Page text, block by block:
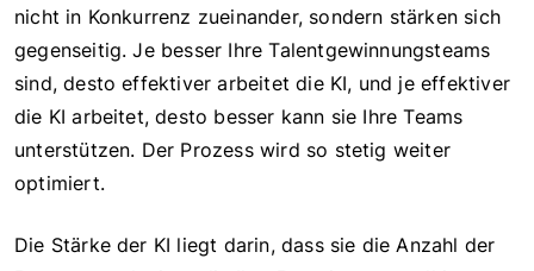
nicht in Konkurrenz zueinander, sondern stärken sich
gegenseitig. Je besser Ihre Talentgewinnungsteams
sind, desto effektiver arbeitet die KI, und je effektiver
die KI arbeitet, desto besser kann sie Ihre Teams
unterstützen. Der Prozess wird so stetig weiter
optimiert.
Die Stärke der KI liegt darin, dass sie die Anzahl der